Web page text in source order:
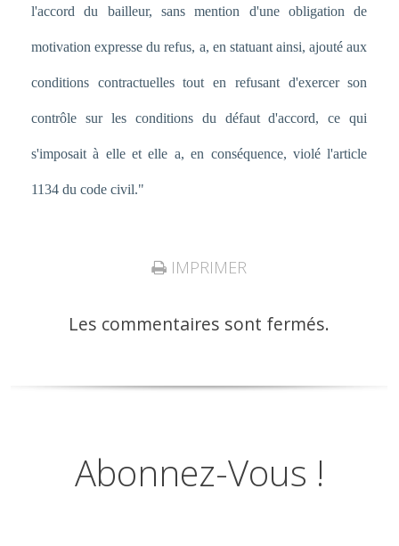
l'accord du bailleur, sans mention d'une obligation de
motivation expresse du refus, a, en statuant ainsi, ajouté aux
conditions contractuelles tout en refusant d'exercer son
contrôle sur les conditions du défaut d'accord, ce qui
s'imposait à elle et elle a, en conséquence, violé l'article
1134 du code civil."
IMPRIMER
Les commentaires sont fermés.
Abonnez-Vous !